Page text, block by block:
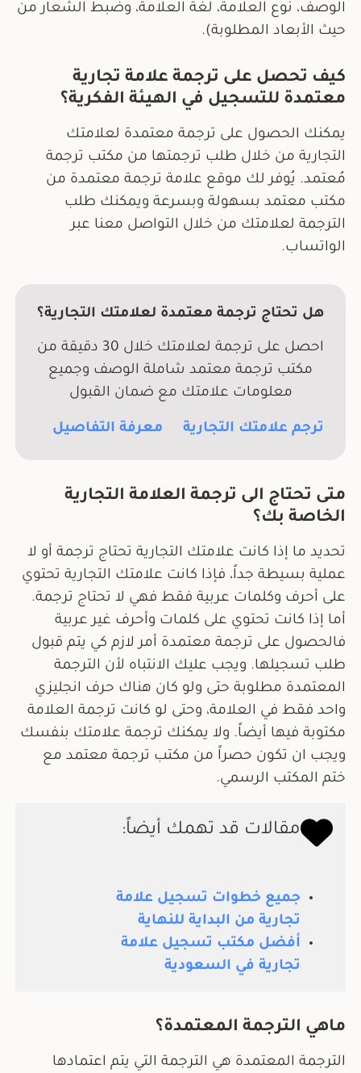
الوصف، نوع العلامة، لغة العلامة، وضبط الشعار من
حيث الأبعاد المطلوبة).
كيف تحصل على ترجمة علامة تجارية
معتمدة للتسجيل في الهيئة الفكرية؟
يمكنك الحصول على ترجمة معتمدة لعلامتك
التجارية من خلال طلب ترجمتها من مكتب ترجمة
مُعتمد. يُوفر لك موقع علامة ترجمة معتمدة من
مكتب معتمد بسهولة وبسرعة ويمكنك طلب
الترجمة لعلامتك من خلال التواصل معنا عبر
الواتساب.
هل تحتاج ترجمة معتمدة لعلامتك التجارية؟
احصل على ترجمة لعلامتك خلال 30 دقيقة من
مكتب ترجمة معتمد شاملة الوصف وجميع
معلومات علامتك مع ضمان القبول
معرفة التفاصيل ترجم علامتك التجارية
متى تحتاج الى ترجمة العلامة التجارية
الخاصة بك؟
تحديد ما إذا كانت علامتك التجارية تحتاج ترجمة أو لا
عملية بسيطة جداً، فإذا كانت علامتك التجارية تحتوي
على أحرف وكلمات عربية فقط فهي لا تحتاج ترجمة.
أما إذا كانت تحتوي على كلمات وأحرف غير عربية
فالحصول على ترجمة معتمدة أمر لازم كي يتم قبول
طلب تسجيلها. ويجب عليك الانتباه لأن الترجمة
المعتمدة مطلوبة حتى ولو كان هناك حرف انجليزي
واحد فقط في العلامة، وحتى لو كانت ترجمة العلامة
مكتوبة فيها أيضاً. ولا يمكنك ترجمة علامتك بنفسك
ويجب ان تكون حصراً من مكتب ترجمة معتمد مع
ختم المكتب الرسمي.
مقالات قد تهمك أيضاً:
جميع خطوات تسجيل علامة
تجارية من البداية للنهاية
أفضل مكتب تسجيل علامة
تجارية في السعودية
ماهي الترجمة المعتمدة؟
الترجمة المعتمدة هي الترجمة التي يتم اعتمادها